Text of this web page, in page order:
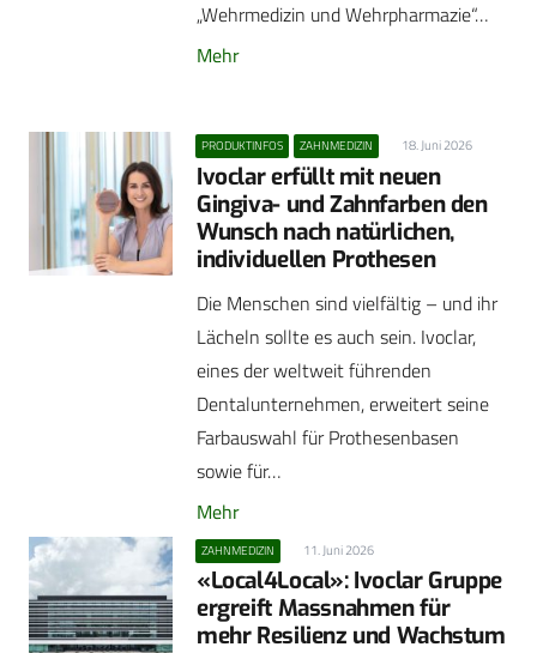
„Wehrmedizin und Wehrpharmazie“…
Mehr
PRODUKTINFOS ZAHNMEDIZIN 18. Juni 2026
Ivoclar erfüllt mit neuen
Gingiva- und Zahnfarben den
Wunsch nach natürlichen,
individuellen Prothesen
Die Menschen sind vielfältig – und ihr
Lächeln sollte es auch sein. Ivoclar,
eines der weltweit führenden
Dentalunternehmen, erweitert seine
Farbauswahl für Prothesenbasen
sowie für…
Mehr
ZAHNMEDIZIN 11. Juni 2026
«Local4Local»: Ivoclar Gruppe
ergreift Massnahmen für
mehr Resilienz und Wachstum